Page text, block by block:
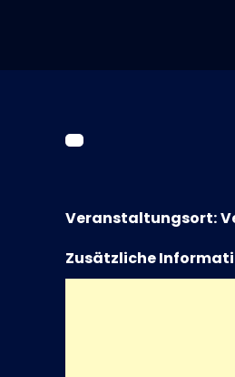
Veranstaltungsort:
Zusätzliche